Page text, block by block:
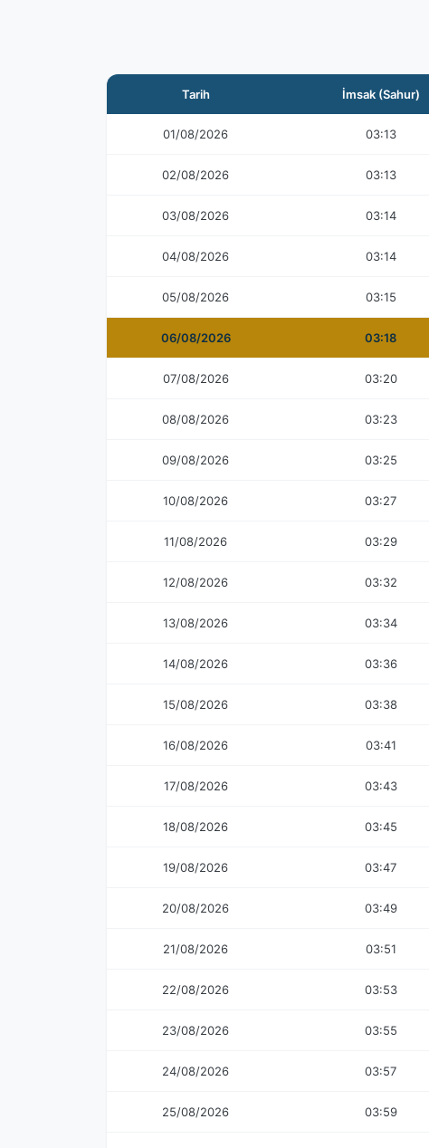
Tarih İmsak (Sahur)
01/08/2026 03:13
02/08/2026 03:13
03/08/2026 03:14
04/08/2026 03:14
05/08/2026 03:15
06/08/2026 03:18
07/08/2026 03:20
08/08/2026 03:23
09/08/2026 03:25
10/08/2026 03:27
11/08/2026 03:29
12/08/2026 03:32
13/08/2026 03:34
14/08/2026 03:36
15/08/2026 03:38
16/08/2026 03:41
17/08/2026 03:43
18/08/2026 03:45
19/08/2026 03:47
20/08/2026 03:49
21/08/2026 03:51
22/08/2026 03:53
23/08/2026 03:55
24/08/2026 03:57
25/08/2026 03:59